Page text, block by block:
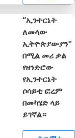
“ኢንተርኔት
ለመላው
ኢትዮጵያውያን"
በሚል መሪ ቃል
የዘንድሮው
የኢንተርኔት
ሶሳይቲ ፎረም
በመካሄድ ላይ
ይገኛል።